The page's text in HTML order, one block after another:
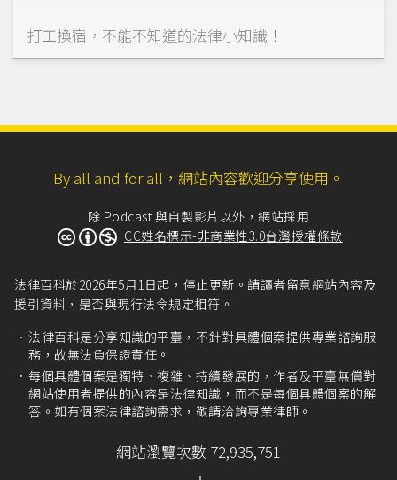
打工換宿，不能不知道的法律小知識！
By all and for all，網站內容歡迎分享使用。
除 Podcast 與自製影片以外，網站採用
CC姓名標示-非商業性3.0台灣授權條款
法律百科於2026年5月1日起，停止更新。請讀者留意網站內容及
援引資料，是否與現行法令規定相符。
法律百科是分享知識的平臺，不針對具體個案提供專業諮詢服
務，故無法負保證責任。
每個具體個案是獨特、複雜、持續發展的，作者及平臺無償對
網站使用者提供的內容是法律知識，而不是每個具體個案的解
答。如有個案法律諮詢需求，敬請洽詢專業律師。
網站瀏覽次數 72,935,751